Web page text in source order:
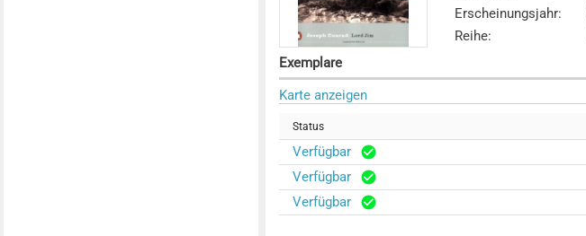
Erscheinungsjahr:
Reihe:
Exemplare
Karte anzeigen
Status
Verfügbar
Verfügbar
Verfügbar